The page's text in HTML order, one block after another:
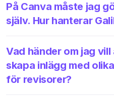
På Canva måste jag
själv. Hur hanterar
Vad händer om jag vill
skapa inlägg med
för revisorer?